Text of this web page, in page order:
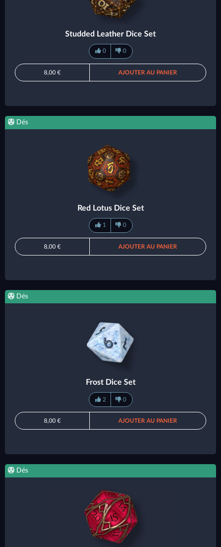
Studded Leather Dice Set
0 0
8,00 € AJOUTER AU PANIER
Dés
Red Lotus Dice Set
1 0
8,00 € AJOUTER AU PANIER
Dés
Frost Dice Set
2 0
8,00 € AJOUTER AU PANIER
Dés